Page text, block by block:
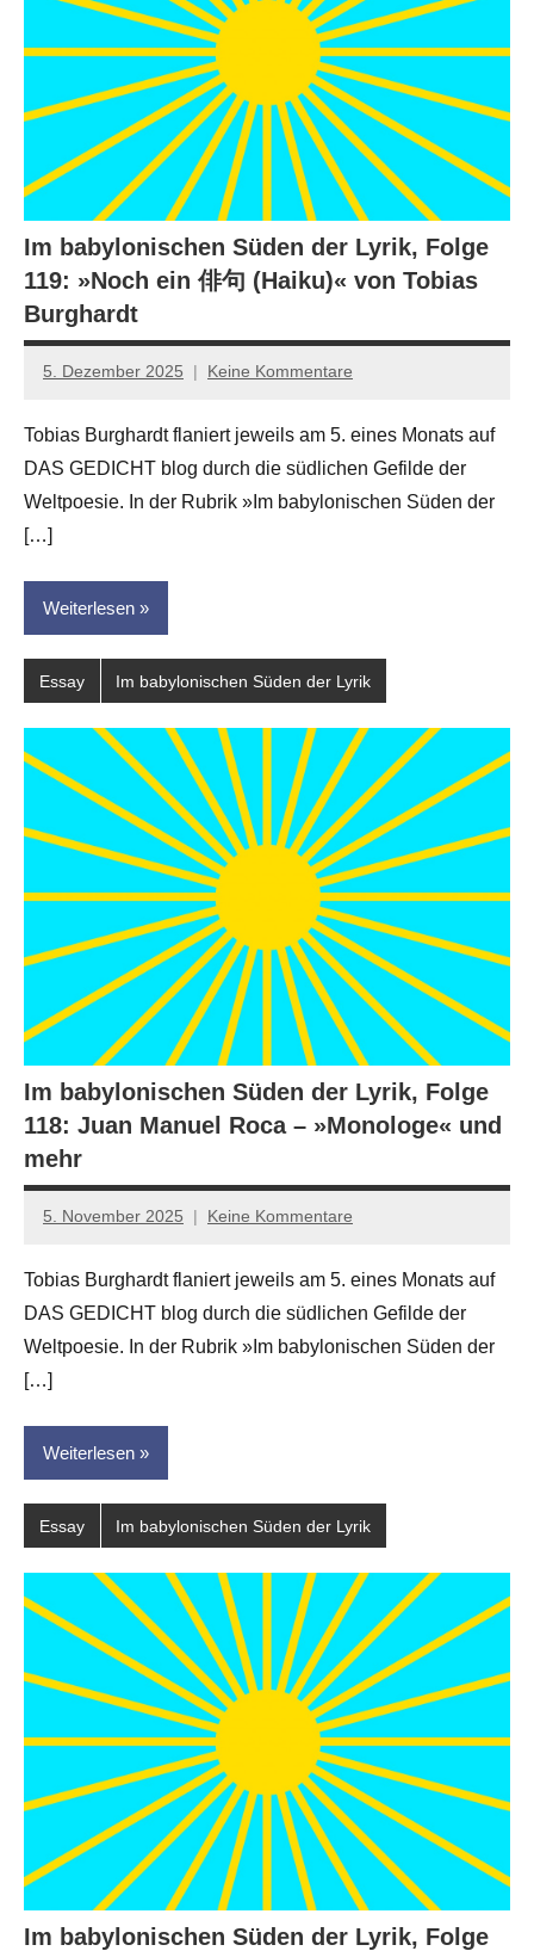
Im babylonischen Süden der Lyrik, Folge
119: »Noch ein 俳句 (Haiku)« von Tobias
Burghardt
5. Dezember 2025
Jan-
Hornauer
für
dasgedichtblog
Keine Kommentare
Tobias Burghardt flaniert jeweils am 5. eines Monats auf
DAS GEDICHT blog durch die südlichen Gefilde der
Weltpoesie. In der Rubrik »Im babylonischen Süden der
[…]
Weiterlesen
Essay Im babylonischen Süden der Lyrik
Im babylonischen Süden der Lyrik, Folge
118: Juan Manuel Roca – »Monologe« und
mehr
5. November 2025
Jan-
Hornauer
für
dasgedichtblog
Keine Kommentare
Tobias Burghardt flaniert jeweils am 5. eines Monats auf
DAS GEDICHT blog durch die südlichen Gefilde der
Weltpoesie. In der Rubrik »Im babylonischen Süden der
[…]
Weiterlesen
Essay Im babylonischen Süden der Lyrik
Im babylonischen Süden der Lyrik, Folge